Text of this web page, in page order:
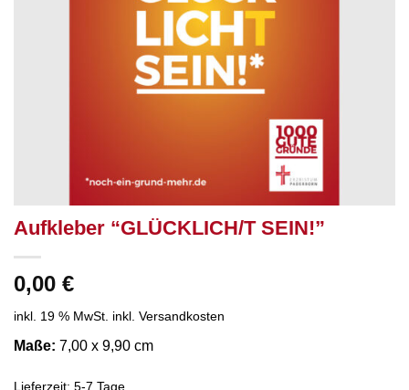
Aufkleber “GLÜCKLICH/T SEIN!”
0,00 €
inkl. 19 % MwSt. inkl. Versandkosten
Maße: 7,00 x 9,90 cm
Lieferzeit: 5-7 Tage